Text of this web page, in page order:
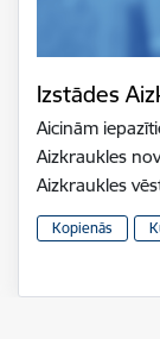
Izstādes
Aicinām
Aizkraukles
Aizkraukles
Kopienās